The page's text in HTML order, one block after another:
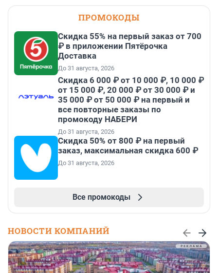
ПРОМОКОДЫ
Скидка 55% на первый заказ от 700
₽ в приложении Пятёрочка
Доставка
До 31 августа, 2026
Скидка 6 000 ₽ от 10 000 ₽, 10 000 ₽
от 15 000 ₽, 20 000 ₽ от 30 000 ₽ и
35 000 ₽ от 50 000 ₽ на первый и
все повторные заказы по
промокоду НАБЕРИ
До 31 августа, 2026
Скидка 50% от 800 ₽ на первый
заказ, максимальная скидка 600 ₽
До 31 августа, 2026
Все промокоды
НОВОСТИ КОМПАНИЙ